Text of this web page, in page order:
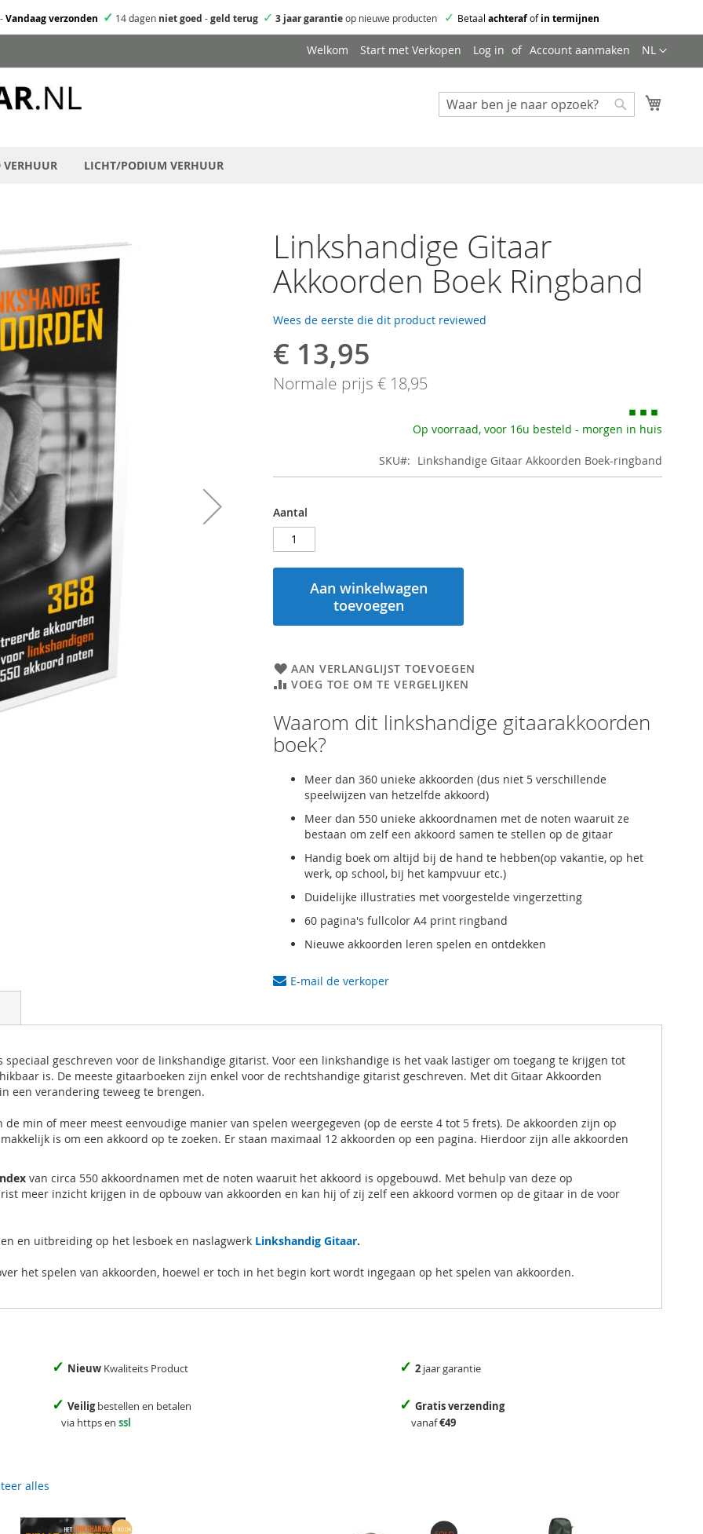
-Vandaag verzonden ✓ 14 dagen niet goed -geld terug ✓ 3 jaar garantieop nieuwe producten ✓ Betaal achterafofin termijnen
Taal
NL
Welkom Start met Verkopen Log in Account aanmaken
Zoeken
VERHUUR LICHT/PODIUM VERHUUR
Linkshandige Gitaar
Akkoorden Boek Ringband
Wees de eerste die dit product reviewed
Speciale
prijs
€ 13,95
Normale prijs € 18,95
Op voorraad, voor 16u besteld - morgen in huis
SKU Linkshandige Gitaar Akkoorden Boek-ringband
Aantal
Aan winkelwagen
toevoegen
AAN VERLANGLIJST TOEVOEGEN
VOEG TOE OM TE VERGELIJKEN
Waarom dit linkshandige gitaarakkoorden
boek?
Meer dan 360 unieke akkoorden (dus niet 5 verschillende
speelwijzen van hetzelfde akkoord)
Meer dan 550 unieke akkoordnamen met de noten waaruit ze
bestaan om zelf een akkoord samen te stellen op de gitaar
Handig boek om altijd bij de hand te hebben(op vakantie, op het
werk, op school, bij het kampvuur etc.)
Duidelijke illustraties met voorgestelde vingerzetting
60 pagina's fullcolor A4 print ringband
Nieuwe akkoorden leren spelen en ontdekken
E-mail de verkoper
speciaal geschreven voor de linkshandige gitarist. Voor een linkshandige is het vaak lastiger om toegang te krijgen tot
is. De meeste gitaarboeken zijn enkel voor de rechtshandige gitarist geschreven. Met dit Gitaar Akkoorden
een verandering teweeg te brengen.
de min of meer meest eenvoudige manier van spelen weergegeven (op de eerste 4 tot 5 frets). De akkoorden zijn op
is om een akkoord op te zoeken. Er staan maximaal 12 akkoorden op een pagina. Hierdoor zijn alle akkoorden
van circa 550 akkoordnamen met de noten waaruit het akkoord is opgebouwd. Met behulp van deze op
meer inzicht krijgen in de opbouw van akkoorden en kan hij of zij zelf een akkoord vormen op de gitaar in de voor
en uitbreiding op het lesboek en naslagwerk Linkshandig Gitaar.
het spelen van akkoorden, hoewel er toch in het begin kort wordt ingegaan op het spelen van akkoorden.
✓ Nieuw Kwaliteits Product ✓ 2 jaar garantie
✓ Veiligbestellen en betalen
via https en ssl
✓ Gratis verzending
vanaf€49
alles